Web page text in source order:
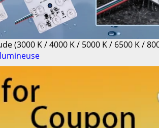
(3000 K / 4000 K / 5000 K / 6500 K /